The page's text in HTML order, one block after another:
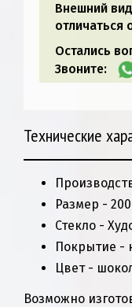
Внешний
отличаться
Остались
Звоните:
Технические
Размер -
Стекло -
Покрытие -
Цвет -
Возможно